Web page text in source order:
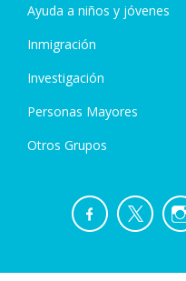
Ayuda a niños y jóvenes
Inmigración
Investigación
Personas Mayores
Otros Grupos